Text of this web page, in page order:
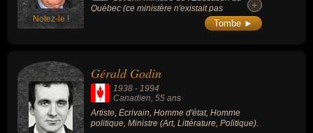
Notez-le !
Québec (ce ministère n'existait pas
jusqu'alors, le clergé accomplissant cette
tâche). Considéré comme l'un des « pères
doctrine Gérin-Lajoie.
+
+
Tombe ►
Gérald Godin
1938 - 1994
Canadien , 55 ans
Artiste, Écrivain, Homme d'état, Homme
politique, Ministre (Art, Littérature, Politique).